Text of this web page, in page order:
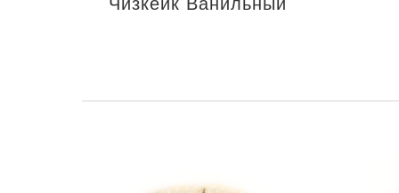
Чизкейк Ванильный